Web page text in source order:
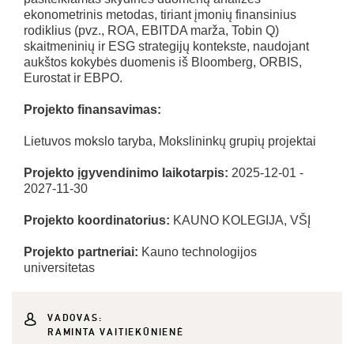
ekonometrinis metodas, tiriant įmonių finansinius
rodiklius (pvz., ROA, EBITDA marža, Tobin Q)
skaitmeninių ir ESG strategijų kontekste, naudojant
aukštos kokybės duomenis iš Bloomberg, ORBIS,
Eurostat ir EBPO.
Projekto finansavimas:
Lietuvos mokslo taryba, Mokslininkų grupių projektai
Projekto įgyvendinimo laikotarpis: 2025-12-01 -
2027-11-30
Projekto koordinatorius: KAUNO KOLEGIJA, VŠĮ
Projekto partneriai: Kauno technologijos
universitetas
VADOVAS:
RAMINTA VAITIEKŪNIENĖ